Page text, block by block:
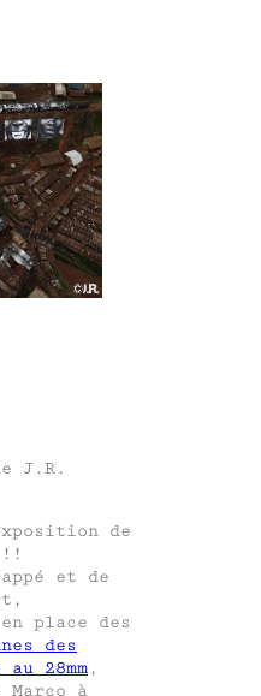
J.R.
de
!!
et de
place des
des
28mm,
à